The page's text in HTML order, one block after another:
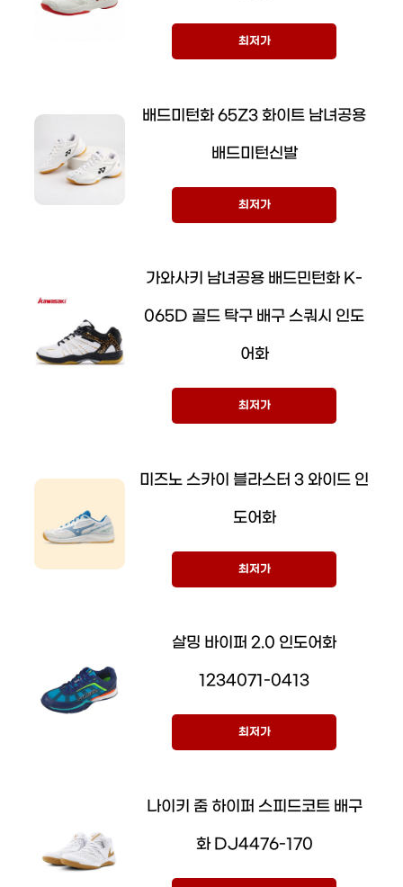
최저가
배드미턴화 65Z3 화이트 남녀공용
배드미턴신발
최저가
가와사키 남녀공용 배드민턴화 K-
065D 골드 탁구 배구 스쿼시 인도
어화
최저가
미즈노 스카이 블라스터 3 와이드 인
도어화
최저가
살밍 바이퍼 2.0 인도어화
1234071-0413
최저가
나이키 줌 하이퍼 스피드코트 배구
화 DJ4476-170